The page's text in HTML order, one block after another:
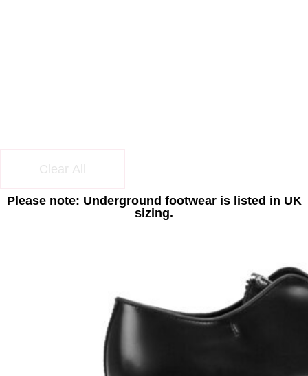
Clear All
Please note: Underground footwear is listed in UK
sizing.